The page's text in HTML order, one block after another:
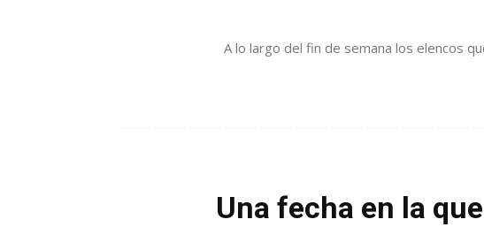
A lo largo del fin de semana los elencos
Una fecha en la